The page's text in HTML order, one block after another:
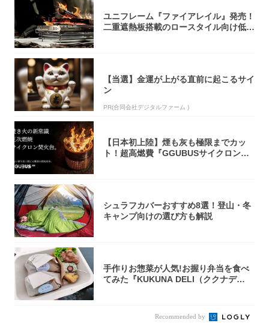
ユニフレーム『ファイアレイル』発売！
二重遮熱板搭載のロースタイル向け低型
【当選】金運が上がる直前に起こるサイ
ン
PR(合同会社デジタルファーム )
【日本初上陸】煙も灰も極限までカッ
ト！超高燃費『GGUBUSサイクロン焚
シュラフカバーおすすめ8選！登山・冬
キャンプ向けの選び方も解説
手作りお惣菜が人気!お握り弁当を食べ
てみた『KUKUNA DELI（ククナデ
Recommended by